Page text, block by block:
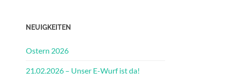
NEUIGKEITEN
Ostern 2026
21.02.2026 – Unser E-Wurf ist da!